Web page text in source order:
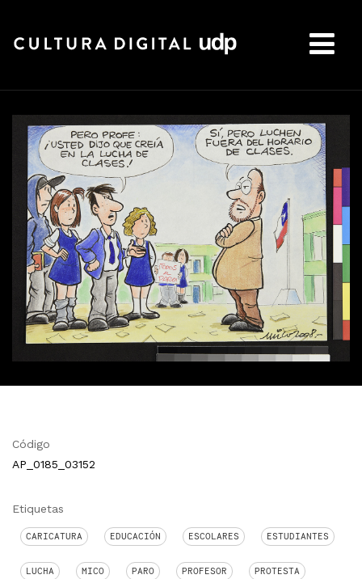
Código
AP_0185_03152
Etiquetas
CARICATURA EDUCACIÓN ESCOLARES ESTUDIANTES
LUCHA MICO PARO PROFESOR PROTESTA